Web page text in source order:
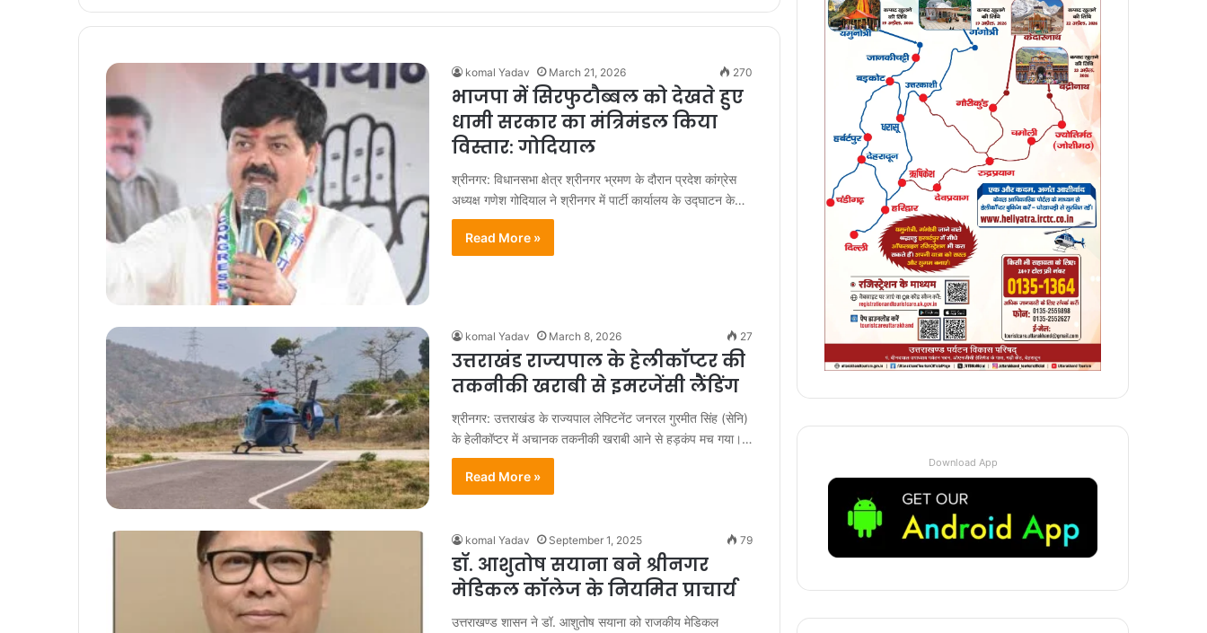
komal Yadav March 21, 2026 270
भाजपा में सिरफुटौब्बल को देखते हुए
धामी सरकार का मंत्रिमंडल किया
विस्तार: गोदियाल
श्रीनगर: विधानसभा क्षेत्र श्रीनगर भ्रमण के दौरान प्रदेश कांग्रेस
अध्यक्ष गणेश गोदियाल ने श्रीनगर में पार्टी कार्यालय के उद्घाटन के…
Read More »
komal Yadav March 8, 2026 27
उत्तराखंड राज्यपाल के हेलीकॉप्टर की
तकनीकी खराबी से इमरजेंसी लैंडिंग
श्रीनगर: उत्तराखंड के राज्यपाल लेफ्टिनेंट जनरल गुरमीत सिंह (सेनि)
के हेलीकॉप्टर में अचानक तकनीकी खराबी आने से हड़कंप मच गया।…
Read More »
komal Yadav September 1, 2025 79
डॉ. आशुतोष सयाना बने श्रीनगर
मेडिकल कॉलेज के नियमित प्राचार्य
उत्तराखण्ड शासन ने डॉ. आशुतोष सयाना को राजकीय मेडिकल
Download App